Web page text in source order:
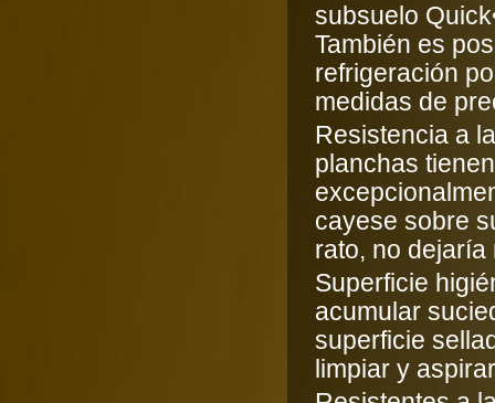
subsuelo
También es
refrigeración
medidas de
Resistencia a
planchas
cayese sobre
rato, no
Superficie
acumular
superficie
limpiar y